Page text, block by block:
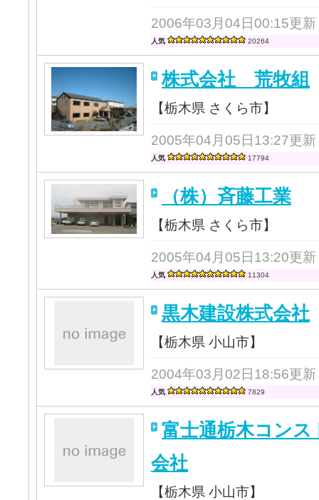
2006年03月04日00:15更新
人気 20264
株式会社 荒牧組
【栃木県 さくら市】
2005年04月05日13:27更
人気 17794
（株）斉藤工業
【栃木県 さくら市】
2005年04月05日13:20更新
人気 11304
黒木建設株式会社
【栃木県 小山市】
2004年03月02日18:56更新
人気 7829
富士通栃木コン
会社
【栃木県 小山市】